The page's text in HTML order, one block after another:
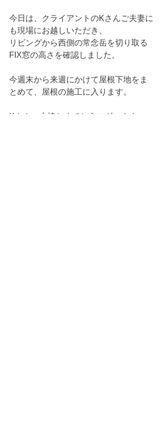
今日は、クライアントのKさんご夫妻に
も現場にお越しいただき、
リビングから西側の常念岳を切り取る
FIX窓の高さを確認しました。
今週末から来週にかけて屋根下地をま
とめて、屋根の施工に入ります。
Kさん、上棟おめでとうございます。